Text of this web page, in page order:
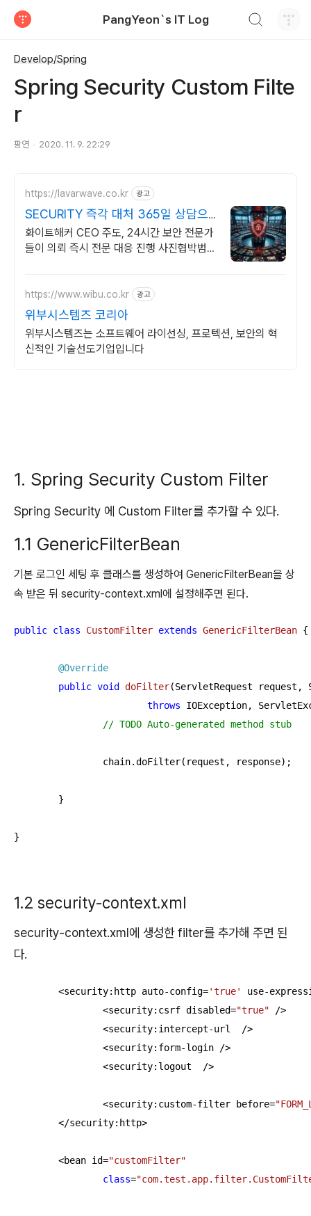
PangYeon`s IT Log
Develop/Spring
Spring Security Custom Filte
r
팡연 2020. 11. 9. 22:29
https://lavarwave.co.kr 광고
SECURITY 즉각 대처 365일 상담으
로 협박 구제
화이트해커 CEO 주도, 24시간 보안 전문가
들이 의뢰 즉시 전문 대응 진행 사진협박범죄
https://www.wibu.co.kr 광고
위부시스템즈 코리아
위부시스템즈는 소프트웨어 라이선싱, 프로텍션, 보안의 혁
신적인 기술선도기업입니다
1. Spring Security Custom Filter
Spring Security 에 Custom Filter를 추가할 수 있다.
1.1 GenericFilterBean
기본 로그인 세팅 후 클래스를 생성하여 GenericFilterBean을 상
속 받은 뒤 security-context.xml에 설정해주면 된다.
public class CustomFilter extends GenericFilterBean {
@Override
public void doFilter(ServletRequest request,
throws IOException,
// TODO Auto-generated method stub
1.2 security-context.xml
security-context.xml에 생성한 filter를 추가해 주면 된
다.
	<security:http auto-config=
'true'
use-
		<security:csrf disabled=
"true" />
		<security:custom-filter before=
	<bean id=
"customFilter"
class=